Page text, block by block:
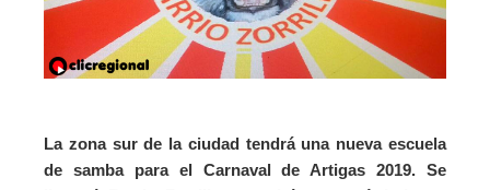
La zona sur de la ciudad tendrá una nueva escuela
de samba para el Carnaval de Artigas 2019. Se